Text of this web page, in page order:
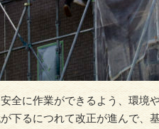
全に作業ができるよう、環
下るにつれて改正が進んで、